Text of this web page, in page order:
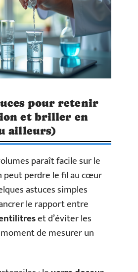
pour retenir
et briller en
ailleurs)
paraît facile sur le
peut perdre le fil au cœur
astuces simples
le rapport entre
et d’éviter les
de mesurer un